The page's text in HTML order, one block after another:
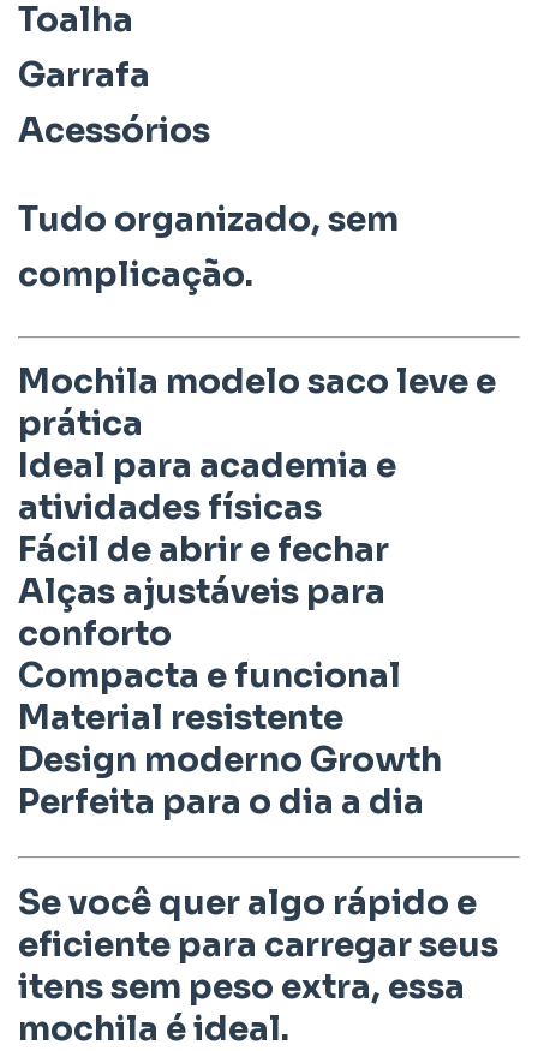
Toalha
Garrafa
Acessórios
Tudo organizado, sem
complicação.
Mochila modelo saco leve e
prática
Ideal para academia e
atividades físicas
Fácil de abrir e fechar
Alças ajustáveis para
conforto
Compacta e funcional
Material resistente
Design moderno Growth
Perfeita para o dia a dia
Se você quer algo rápido e
eficiente para carregar seus
itens sem peso extra, essa
mochila é ideal.